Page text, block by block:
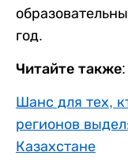
год.
Читайте также:
Шанс для тех,
регионов
Казахстане